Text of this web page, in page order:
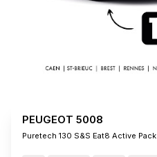
PEUGEOT 5008
Puretech 130 S&s Eat8 Active Pack